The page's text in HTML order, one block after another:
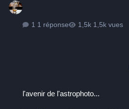
1 réponse 1,5k vues
l'avenir de l'astrophoto...